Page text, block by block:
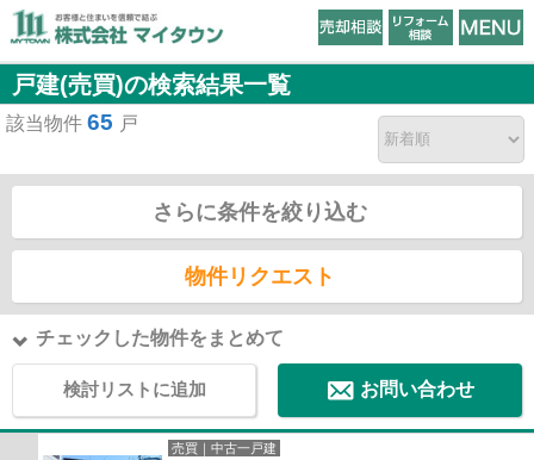
戸建(売買)の検索結果一覧
該当物件 65 戸
さらに条件を絞り込む
物件リクエスト
チェックした物件をまとめて
検討リストに追加 お問い合わせ
売買｜中古一戸建